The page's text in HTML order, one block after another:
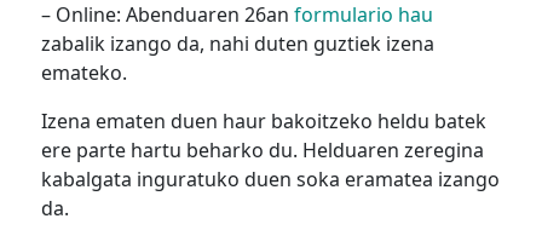
– Online: Abenduaren 26anformulario hau
zabalik izango da, nahi duten guztiek izena
emateko.
Izena ematen duen haur bakoitzeko heldu batek
ere parte hartu beharko du. Helduaren zeregina
kabalgata inguratuko duen soka eramatea izango
da.